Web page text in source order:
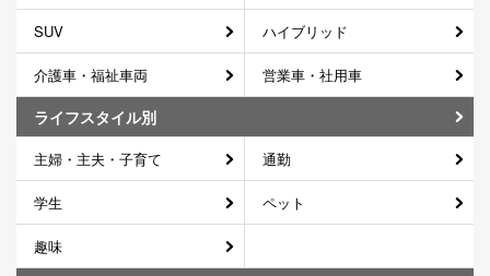
SUV ハイブリッド
介護車・福祉車両 営業車・社用車
ライフスタイル別
主婦・主夫・子育て 通勤
学生 ペット
趣味